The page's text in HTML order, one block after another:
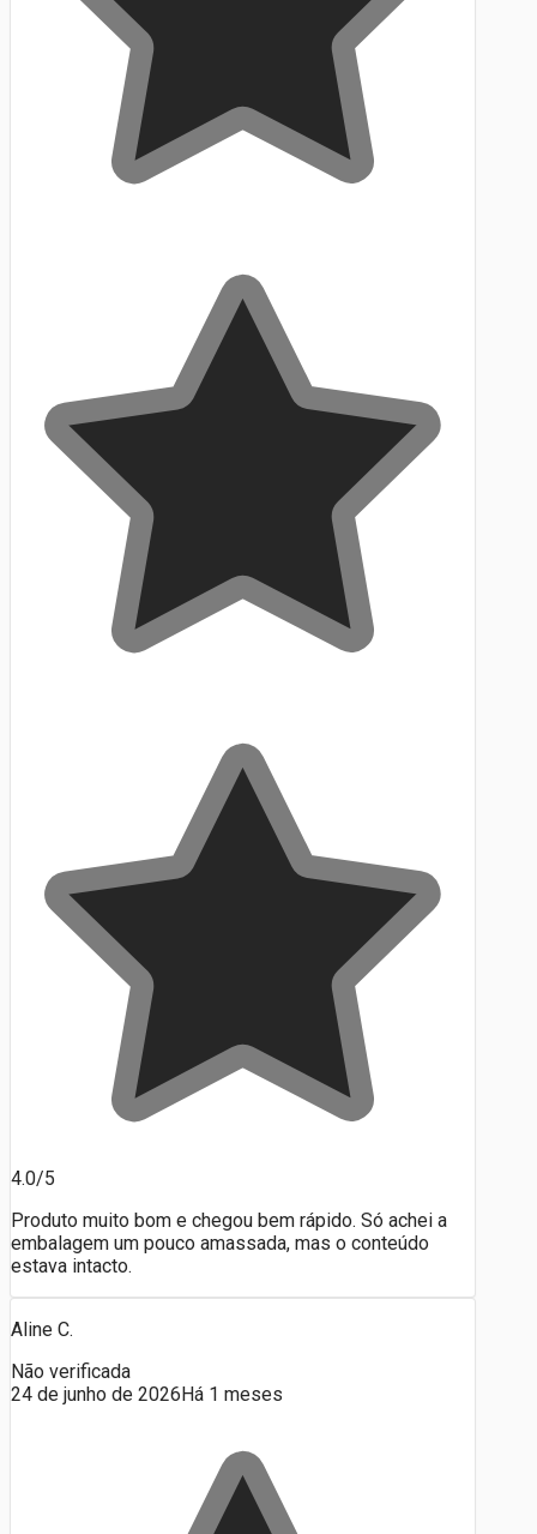
4.0/5
Produto muito bom e chegou bem rápido. Só achei a
embalagem um pouco amassada, mas o conteúdo
estava intacto.
Aline C.
Não verificada
24 de junho de 2026Há 1 meses